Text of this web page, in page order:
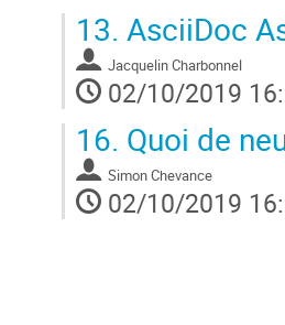
Heat
Magnum
2/ Rappel du
    SWARM, KUBERNETES
3/ Les applications
Aller
à
13. AsciiDoc
Jacquelin Charbonnel
02/10/2019
16. Quoi de
Simon Chevance
02/10/2019